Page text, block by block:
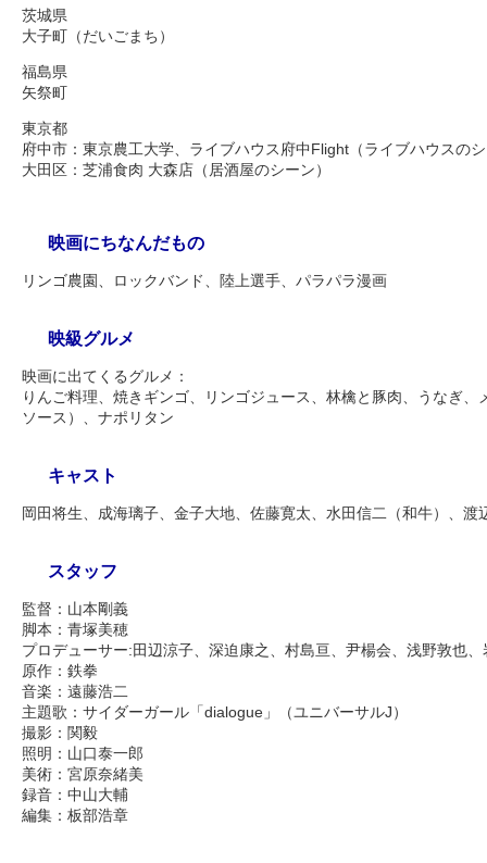
茨城県
大子町（だいごまち）
福島県
矢祭町
東京都
府中市：東京農工大学、ライブハウス府中Flight（ライブハウスの
大田区：芝浦食肉 大森店（居酒屋のシーン）
映画にちなんだもの
リンゴ農園、ロックバンド、陸上選手、パラパラ漫画
映級グルメ
映画に出てくるグルメ：
りんご料理、焼きギンゴ、リンゴジュース、林檎と豚肉、うなぎ
ソース）、ナポリタン
キャスト
岡田将生、成海璃子、金子大地、佐藤寛太、水田信二（和牛）、渡
スタッフ
監督：山本剛義
脚本：青塚美穂
プロデューサー:田辺涼子、深迫康之、村島亘、尹楊会、浅野敦也
原作：鉄拳
音楽：遠藤浩二
主題歌：サイダーガール「dialogue」（ユニバーサルJ）
撮影：関毅
照明：山口泰一郎
美術：宮原奈緒美
録音：中山大輔
編集：板部浩章